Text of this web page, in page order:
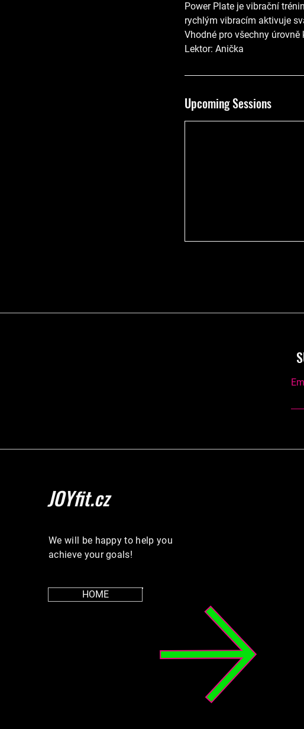
Power Plate je vibrační
rychlým vibracím aktivuje
Vhodné pro všechny úrovně
Lektor: Anička
Upcoming Sessions
JOYfit.cz
We will be happy to help you
achieve your goals!
HOME